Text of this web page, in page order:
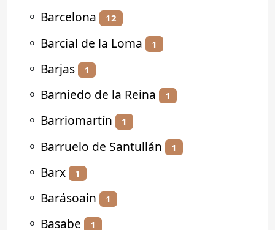
⚬ Barcelona 12
⚬ Barcial de la Loma 1
⚬ Barjas 1
⚬ Barniedo de la Reina 1
⚬ Barriomartín 1
⚬ Barruelo de Santullán 1
⚬ Barx 1
⚬ Barásoain 1
⚬ Basabe 1